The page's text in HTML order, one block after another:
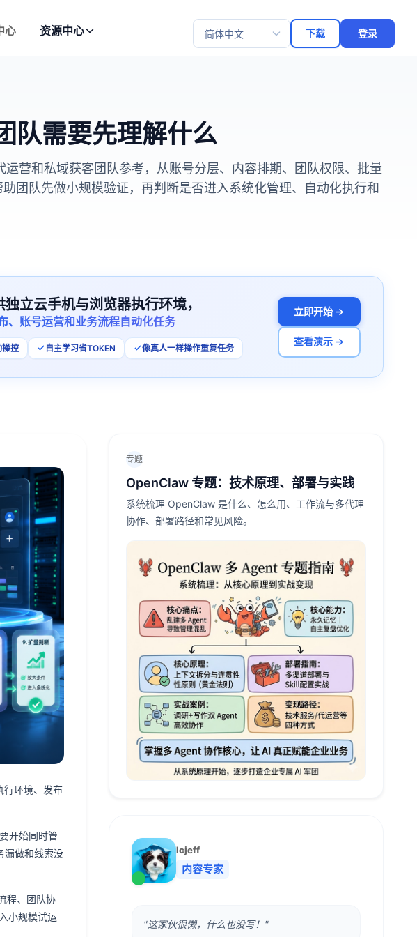
心 资源中心
选择语言
下载 登录
队需要先理解什么
营和私域获客团队参考，从账号分层、内容排期、团队权限、批量
团队先做小规模验证，再判断是否进入系统化管理、自动化执行和
立云手机与浏览器执行环境，
、账号运营和业务流程自动化任务
操控 自主学习省TOKEN 像真人一样操作重复任务
立即开始 →
查看演示 →
行环境、发布
开始同时管
漏做和线索没
程、团队协
小规模试运
专题
OpenClaw 专题：技术原理、部署与实践
系统梳理 OpenClaw 是什么、怎么用、工作流与多代理
协作、部署路径和常见风险。
lcjeff
内容专家
"这家伙很懒，什么也没写！"